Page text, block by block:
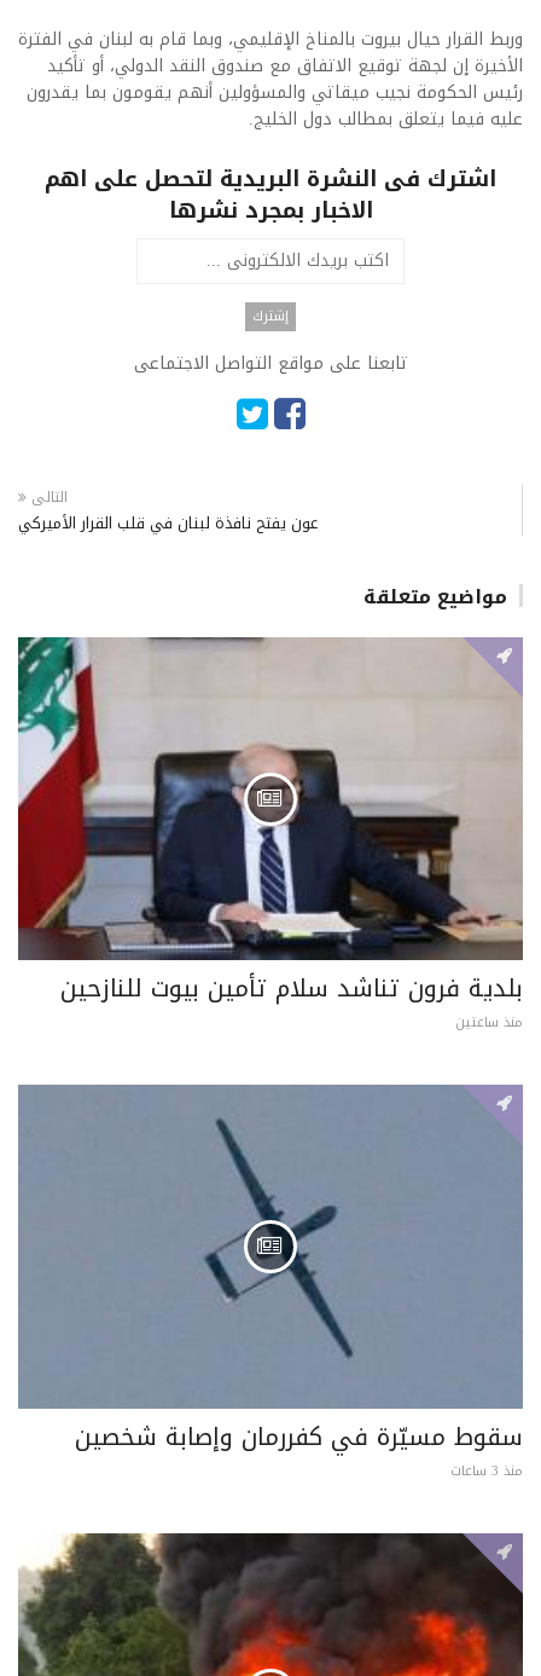
وربط القرار حيال بيروت بالمناخ الإقليمي، وبما قام به لبنان في الفترة
الأخيرة إن لجهة توقيع الاتفاق مع صندوق النقد الدولي، أو تأكيد
رئيس الحكومة نجيب ميقاتي والمسؤولين أنهم يقومون بما يقدرون
عليه فيما يتعلق بمطالب دول الخليج.
اشترك فى النشرة البريدية لتحصل على اهم
الاخبار بمجرد نشرها
تابعنا على مواقع التواصل الاجتماعى
التالى
عون يفتح نافذة لبنان في قلب القرار الأميركي
مواضيع متعلقة
بلدية فرون تناشد سلام تأمين بيوت للنازحين
منذ ساعتين
سقوط مسيّرة في كفررمان وإصابة شخصين
منذ 3 ساعات